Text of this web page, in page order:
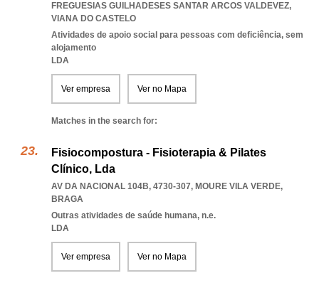
FREGUESIAS GUILHADESES SANTAR ARCOS VALDEVEZ,
VIANA DO CASTELO
Atividades de apoio social para pessoas com deficiência, sem
alojamento
LDA
Ver empresa Ver no Mapa
Matches in the search for:
Fisiocompostura - Fisioterapia & Pilates
Clínico, Lda
AV DA NACIONAL 104B, 4730-307, MOURE VILA VERDE,
BRAGA
Outras atividades de saúde humana, n.e.
LDA
Ver empresa Ver no Mapa